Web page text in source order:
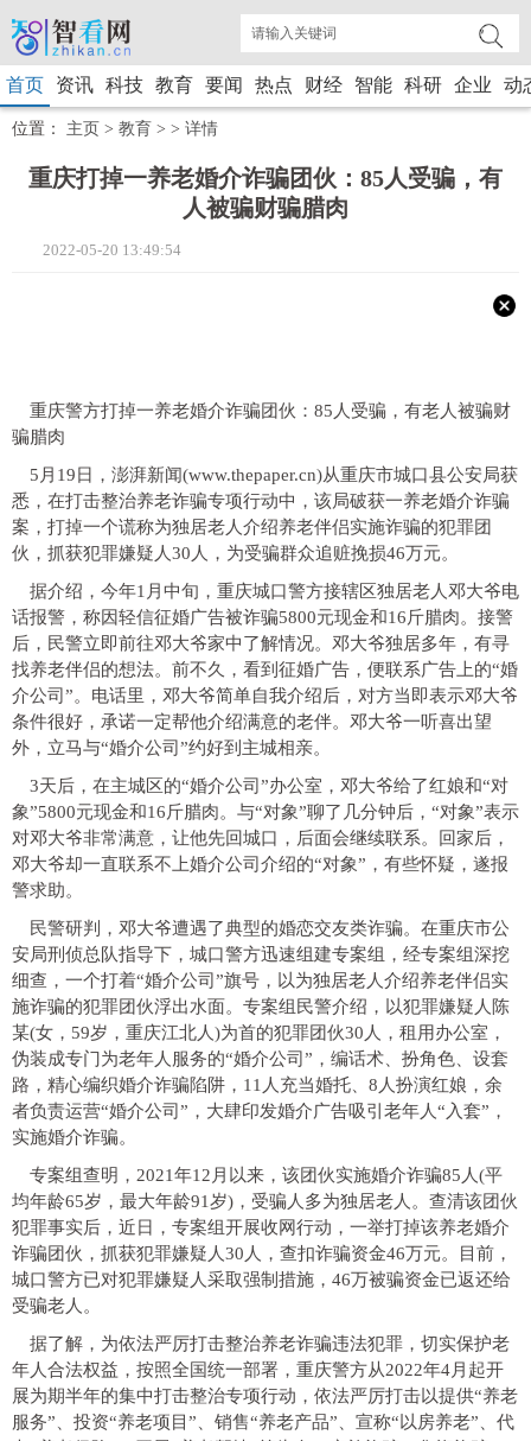
首页 资讯 科技 教育 要闻 热点 财经 智能 科研 企业 动
位置： 主页 > 教育 > > 详情
重庆打掉一养老婚介诈骗团伙：85人受骗，有
人被骗财骗腊肉
2022-05-20 13:49:54
重庆警方打掉一养老婚介诈骗团伙：85人受骗，有老人被骗财
骗腊肉
5月19日，澎湃新闻(www.thepaper.cn)从重庆市城口县公安局获
悉，在打击整治养老诈骗专项行动中，该局破获一养老婚介诈骗
案，打掉一个谎称为独居老人介绍养老伴侣实施诈骗的犯罪团
伙，抓获犯罪嫌疑人30人，为受骗群众追赃挽损46万元。
据介绍，今年1月中旬，重庆城口警方接辖区独居老人邓大爷电
话报警，称因轻信征婚广告被诈骗5800元现金和16斤腊肉。接警
后，民警立即前往邓大爷家中了解情况。邓大爷独居多年，有寻
找养老伴侣的想法。前不久，看到征婚广告，便联系广告上的“婚
介公司”。电话里，邓大爷简单自我介绍后，对方当即表示邓大爷
条件很好，承诺一定帮他介绍满意的老伴。邓大爷一听喜出望
外，立马与“婚介公司”约好到主城相亲。
3天后，在主城区的“婚介公司”办公室，邓大爷给了红娘和“对
象”5800元现金和16斤腊肉。与“对象”聊了几分钟后，“对象”表示
对邓大爷非常满意，让他先回城口，后面会继续联系。回家后，
邓大爷却一直联系不上婚介公司介绍的“对象”，有些怀疑，遂报
警求助。
民警研判，邓大爷遭遇了典型的婚恋交友类诈骗。在重庆市公
安局刑侦总队指导下，城口警方迅速组建专案组，经专案组深挖
细查，一个打着“婚介公司”旗号，以为独居老人介绍养老伴侣实
施诈骗的犯罪团伙浮出水面。专案组民警介绍，以犯罪嫌疑人陈
某(女，59岁，重庆江北人)为首的犯罪团伙30人，租用办公室，
伪装成专门为老年人服务的“婚介公司”，编话术、扮角色、设套
路，精心编织婚介诈骗陷阱，11人充当婚托、8人扮演红娘，余
者负责运营“婚介公司”，大肆印发婚介广告吸引老年人“入套”，
实施婚介诈骗。
专案组查明，2021年12月以来，该团伙实施婚介诈骗85人(平
均年龄65岁，最大年龄91岁)，受骗人多为独居老人。查清该团伙
犯罪事实后，近日，专案组开展收网行动，一举打掉该养老婚介
诈骗团伙，抓获犯罪嫌疑人30人，查扣诈骗资金46万元。目前，
城口警方已对犯罪嫌疑人采取强制措施，46万被骗资金已返还给
受骗老人。
据了解，为依法严厉打击整治养老诈骗违法犯罪，切实保护老
年人合法权益，按照全国统一部署，重庆警方从2022年4月起开
展为期半年的集中打击整治专项行动，依法严厉打击以提供“养老
服务”、投资“养老项目”、销售“养老产品”、宣称“以房养老”、代